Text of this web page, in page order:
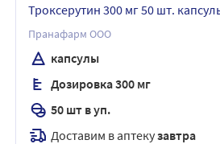
Троксерутин 300 мг 50 шт.
Пранафарм ООО
капсулы
Дозировка 300 мг
50 шт в уп.
Доставим в аптекузавтра